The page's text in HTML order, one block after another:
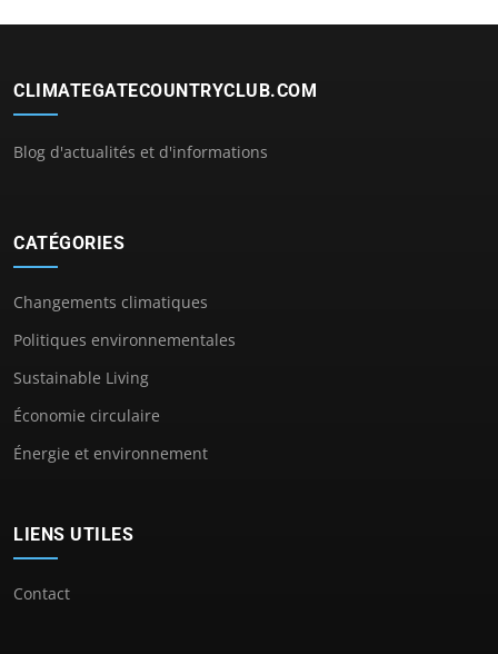
CLIMATEGATECOUNTRYCLUB.COM
Blog d'actualités et d'informations
CATÉGORIES
Changements climatiques
Politiques environnementales
Sustainable Living
Économie circulaire
Énergie et environnement
LIENS UTILES
Contact